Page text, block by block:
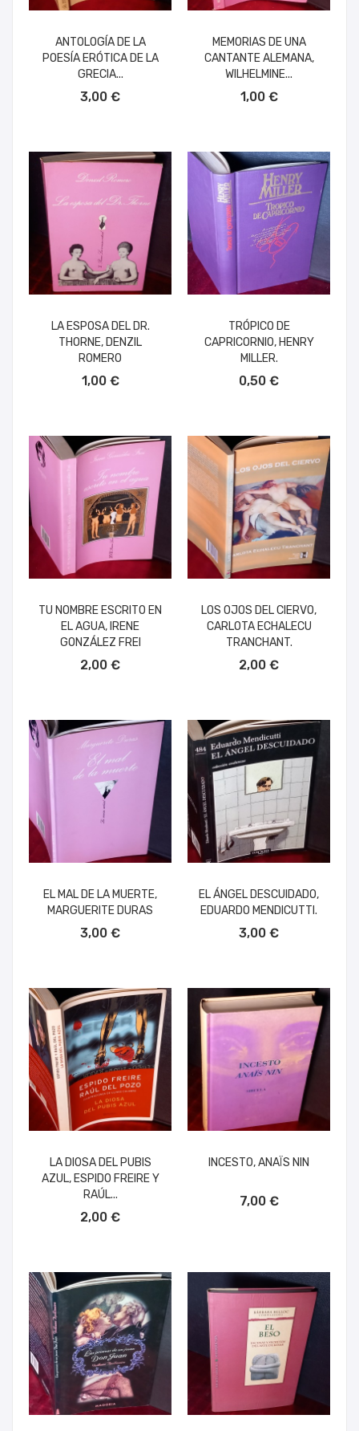
ANTOLOGÍA DE LA
POESÍA ERÓTICA DE LA
GRECIA...
3,00 €
MEMORIAS DE UNA
CANTANTE ALEMANA,
WILHELMINE...
1,00 €
LA ESPOSA DEL DR.
THORNE, DENZIL
ROMERO
1,00 €
TRÓPICO DE
CAPRICORNIO, HENRY
MILLER.
0,50 €
TU NOMBRE ESCRITO EN
EL AGUA, IRENE
GONZÁLEZ FREI
2,00 €
LOS OJOS DEL CIERVO,
CARLOTA ECHALECU
TRANCHANT.
2,00 €
EL MAL DE LA MUERTE,
MARGUERITE DURAS
3,00 €
EL ÁNGEL DESCUIDADO,
EDUARDO MENDICUTTI.
3,00 €
LA DIOSA DEL PUBIS
AZUL, ESPIDO FREIRE Y
RAÚL...
2,00 €
INCESTO, ANAÏS NIN
7,00 €